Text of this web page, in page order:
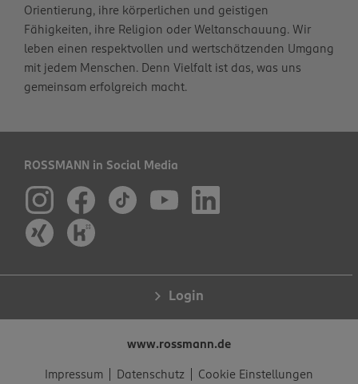
Orientierung, ihre körperlichen und geistigen
Fähigkeiten, ihre Religion oder Weltanschauung. Wir
leben einen respektvollen und wertschätzenden Umgang
mit jedem Menschen. Denn Vielfalt ist das, was uns
gemeinsam erfolgreich macht.
ROSSMANN in Social Media
Login
www.rossmann.de
Impressum Datenschutz Cookie Einstellungen